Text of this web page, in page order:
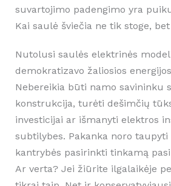
suvartojimo padengimo yra
Kai saulė šviečia ne tik stoge,
Nutolusi saulės elektrinės
demokratizavo žaliosios
Nebereikia būti namo savininku
konstrukcija, turėti dešimčių
investicijai ar išmanyti elektros
subtilybes. Pakanka noro
kantrybės pasirinkti tinkamą
Ar verta? Jei žiūrite ilgalaikėje